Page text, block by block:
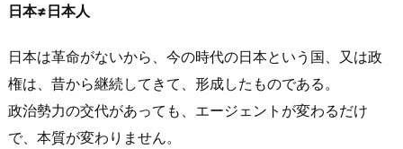
日本≠日本人
日本は革命がないから、今の時代の日本という国、又は政
権は、昔から継続してきて、形成したものである。
政治勢力の交代があっても、エージェントが変わるだけ
で、本質が変わりません。